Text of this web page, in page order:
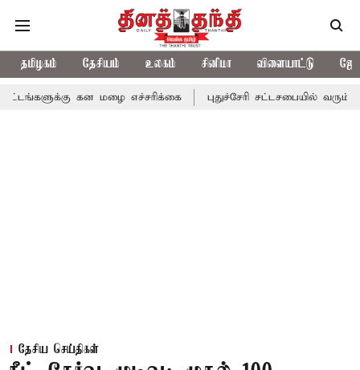
தமிழகம் தேசியம் உலகம் சினிமா விளையாட்டு
கன மழை எச்சரிக்கை புதுச்சேரி சட்டசபையில் வரும் 24ம் தேதி
தேசிய செய்திகள்